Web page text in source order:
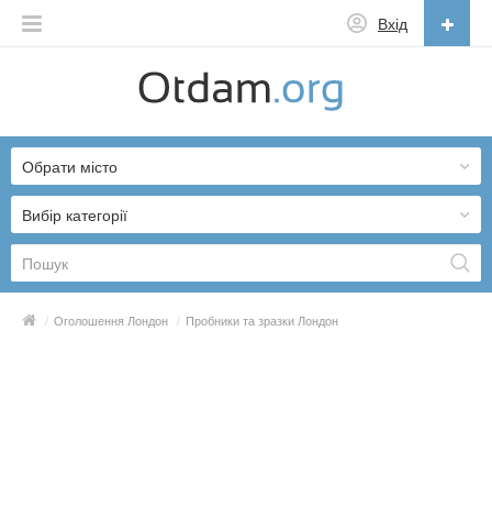
Вхід
English
Русский
Українська
Вибір категорії
Обрати місто
/ Оголошення Лондон / Пробники та зразки Лондон